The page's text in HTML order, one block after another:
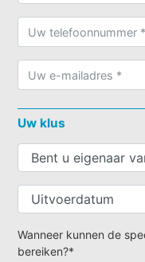
Uw klus
Wanneer kunnen de
bereiken?*